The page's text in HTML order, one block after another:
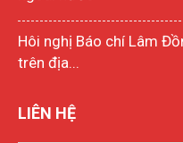
Hôi nghị Báo chí Lâm
trên địa...
LIÊN HỆ